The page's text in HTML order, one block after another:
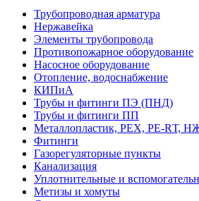
Трубопроводная арматура
Нержавейка
Элементы трубопровода
Противопожарное оборудование
Насосное оборудование
Отопление, водоснабжение
КИПиА
Трубы и фитинги ПЭ (ПНД)
Трубы и фитинги ПП
Металлопластик, РЕХ, РЕ-RТ,
Фитинги
Газорегуляторные пункты
Канализация
Уплотнительные и
Метизы и хомуты